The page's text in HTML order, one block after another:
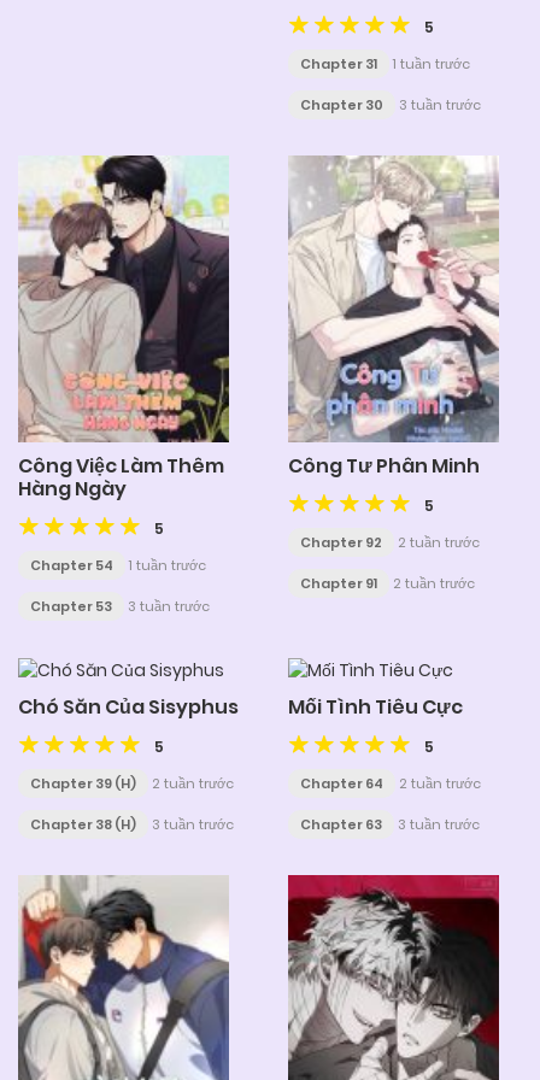
5
Chapter 31 1 tuần trước
Chapter 30 3 tuần trước
Công Việc Làm Thêm
Hàng Ngày
5
Chapter 54 1 tuần trước
Chapter 53 3 tuần trước
Công Tư Phân Minh
5
Chapter 92 2 tuần trước
Chapter 91 2 tuần trước
Chó Săn Của Sisyphus
5
Chapter 39 (H) 2 tuần trước
Chapter 38 (H) 3 tuần trước
Mối Tình Tiêu Cực
5
Chapter 64 2 tuần trước
Chapter 63 3 tuần trước